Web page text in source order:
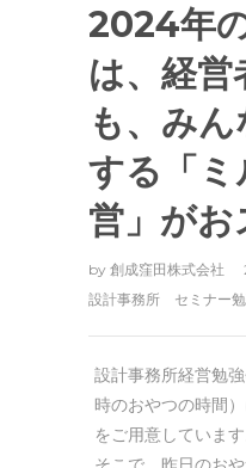
2024年
は、経営
も、み
する「
営」がお
by 創成窪田株式会社
設計事務所 セミナー
設計事務所経営勉
時のおやつの時間
をご用意しています